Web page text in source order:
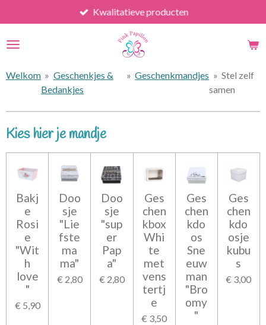
direct
naar
Kwalitatieve producten
Welkom » Geschenkjes &
Bedankjes
» Geschenkmandjes » Stel zelf
samen
Kies hier je mandje
Bakj
e
Rosi
e
"Wit
h
love
"
€ 5,90
Doo
sje
"Lie
fste
ma
ma"
€ 2,80
Doo
sje
"sup
er
Pap
a"
€ 2,80
Ges
chen
kbox
Whi
te
met
vens
tertj
e
€ 3,50
Ges
chen
kdo
os
Sne
euw
man
"Bro
omy
"
Ges
chen
kdo
osje
kubu
s
€ 3,00